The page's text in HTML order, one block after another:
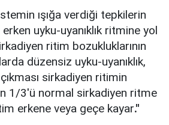
ışığa verdiği tepkilerin
uyku-uyanıklık ritmine yol
ritim bozukluklarının
düzensiz uyku-uyanıklık,
sirkadiyen ritimin
1/3'ü normal sirkadiyen ritme
erkene veya geçe kayar."